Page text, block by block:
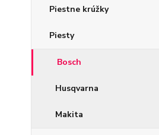
Piestne krúžky
Piesty
Bosch
Husqvarna
Makita